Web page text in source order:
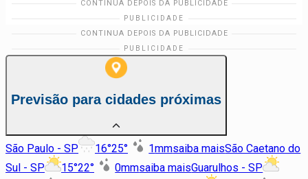
Previsão para cidades próximas
São Paulo - SP 16°25° 1mmsaiba maisSão Caetano do
Sul - SP
15°22° 0mmsaiba maisGuarulhos - SP